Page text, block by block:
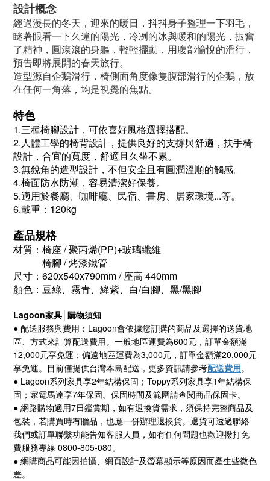
設計概念
經過漫長的冬天，迎來的暖日，抖抖身子整理一下羽毛，
瞇著眼看一下久違的陽光，冷冽的冰與暖和的陽光，振奮
了精神，圓滾滾的身軀，輕輕擺動，用腹部愉悅的滑行，
預告即將展開的春天旅行。
造型源自企鵝滑行，椅側面角度像隻腹部滑行的企鵝，放
在任何一角落，均是視覺的焦點。
特色
1.三種椅腳設計，可依喜好風格選擇搭配。
2.人體工學的椅背設計，提供良好的支撐與舒適，扶手椅
設計，合宜的寬度，舒適且久坐不累。
3.無銳角的造型設計，不但安全且有圓潤溫順的觸感。
4.椅面防水防潮，容易清潔好保養。
5.適用於餐廳、咖啡廳、民宿、書房、居家環境...等。
6.載重：120kg
產品規格
材質： 椅座 / 聚丙烯(PP)+玻璃纖維
椅腳 / 烤漆鐵管
尺寸：620x540x790mm / 座高 440mm
顏色：豆綠、霧青、絳紫、白/白腳、黑/黑腳
Lagoon家具│購物須知
● 配送服務與費用： Lagoon會依據您訂購的商品及選擇的送貨地
區、方式來計算配送費用。一般地區運費為600元，訂單金額滿
12,000元享免運；偏遠地區運費為3,000元，訂單金額滿20,000元
享免運。目前僅提供台灣本島配送，更多資訊請參考配送費用。
● Lagoon系列家具享2年結構保固； Toppy系列家具享1年結構保
固；家電馬達享7年保固。保固時間及範圍請查閱商品保固卡。
● 網路購物適用7日鑑賞期，如有退換貨需求，須保持完整商品及
包裝，若購買時有贈品，也應一併辦理退換貨。退貨可透過聯絡
我們或訂單聯繫功能告知客服人員，如有任何問題也歡迎撥打免
費服務專線 0800-805-080。
● 網購商品可能因拍攝、網頁設計及螢幕顯示等原因而產生些微色
差。